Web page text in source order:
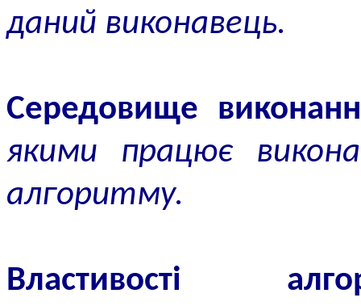
даний виконавець.
Середовище
якими працює
алгоритму.
Властивості